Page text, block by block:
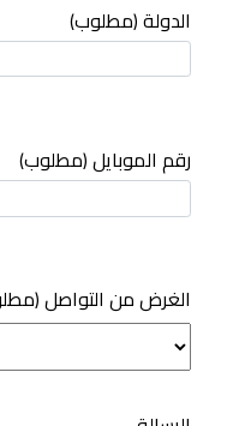
الدولة (مطلوب)
رقم الموبايل (مطلوب)
(مطلوب) الغرض من التواصل